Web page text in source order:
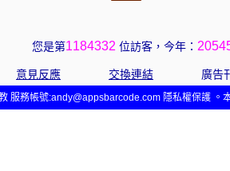
您是第1184332 位訪客，今年：
意見反應 交換連結 廣告
服務帳號:andy@appsbarcode.com隱私權保護 。